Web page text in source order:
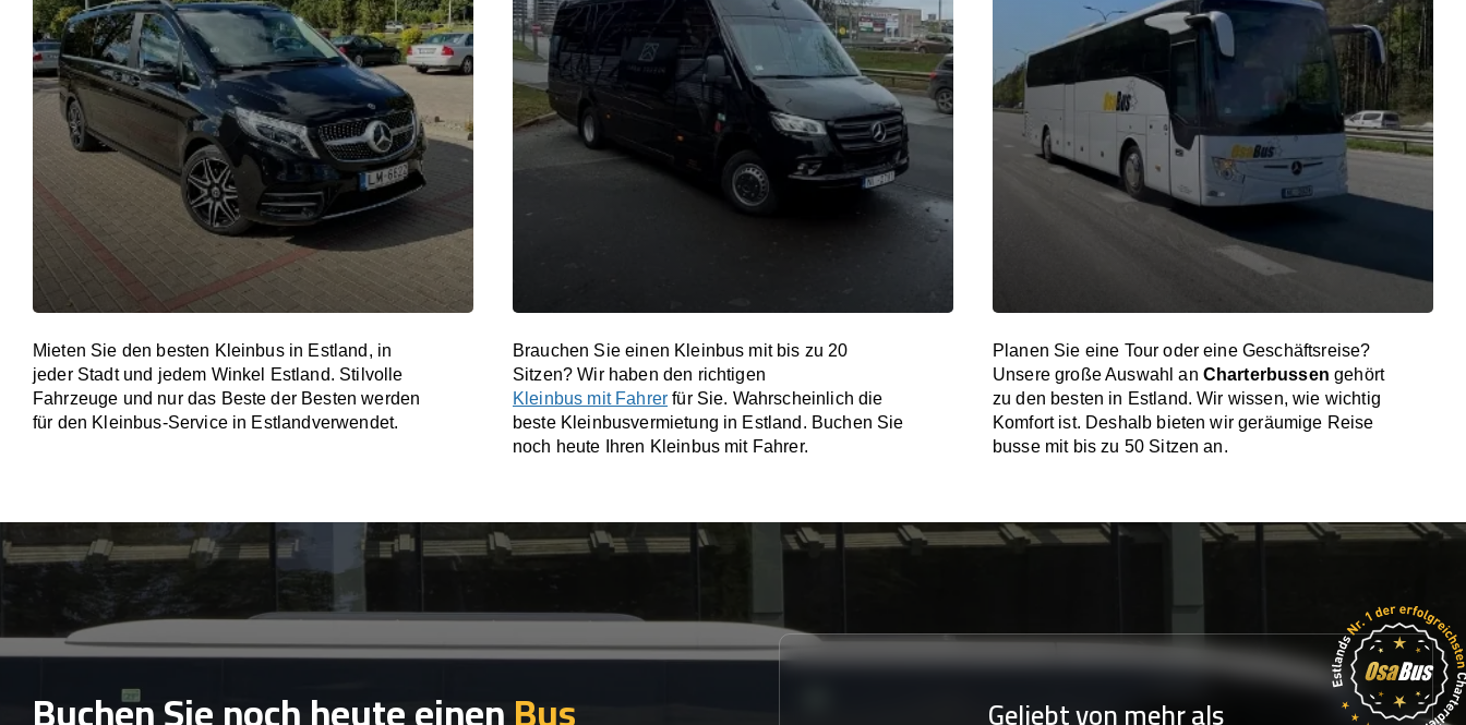
Mieten Sie den besten Kleinbus in Estland, in
jeder Stadt und jedem Winkel Estland. Stilvolle
Fahrzeuge und nur das Beste der Besten werden
für den Kleinbus-Service in Estlandverwendet.
Brauchen Sie einen Kleinbus mit bis zu 20
Sitzen? Wir haben den richtigen
Kleinbus mit Fahrer für Sie. Wahrscheinlich die
beste Kleinbusvermietung in Estland. Buchen Sie
noch heute Ihren Kleinbus mit Fahrer.
Planen Sie eine Tour oder eine Geschäftsreise?
Unsere große Auswahl an Charterbussen gehört
zu den besten in Estland. Wir wissen, wie wichtig
Komfort ist. Deshalb bieten wir geräumige Reise
busse mit bis zu 50 Sitzen an.
Geliebt von mehr als